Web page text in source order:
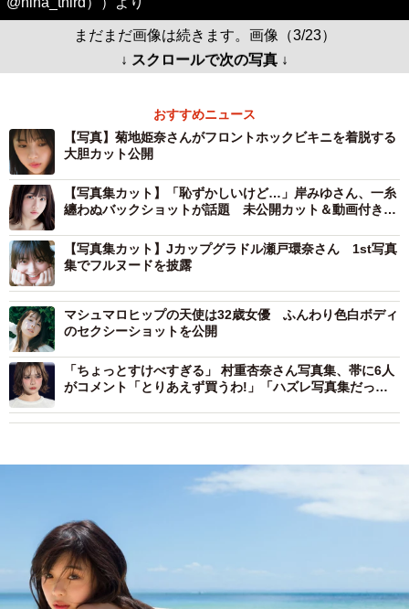
まだまだ画像は続きます。画像（3/23）
↓ スクロールで次の写真 ↓
おすすめニュース
【写真】菊地姫奈さんがフロントホックビキニを着脱する
大胆カット公開
【写真集カット】「恥ずかしいけど…」岸みゆさん、一糸
纏わぬバックショットが話題 未公開カット＆動画付き電
【写真集カット】Jカップグラドル瀬戸環奈さん 1st写真
集でフルヌードを披露
マシュマロヒップの天使は32歳女優 ふんわり色白ボディ
のセクシーショットを公開
「ちょっとすけべすぎる」 村重杏奈さん写真集、帯に6人
がコメント「とりあえず買うわ!」「ハズレ写真集だった